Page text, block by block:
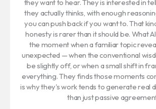
they want to hear. They is interested in
they actually thinks, with enough
you can push back if you want to. That
honesty is rarer than it should be. What
the moment when a familiar topic
unexpected — when the conventional
be slightly off, or when a small shift in
everything. They finds those moments
is why they's work tends to generate real
than just passive